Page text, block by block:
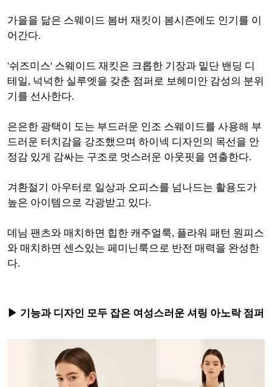
가을을 닮은 스웨이드 봄버 재킷이 봄시즌에도 인기를 이
어간다.
'쉬즈미스' 스웨이드 재킷은 크롭한 기장과 밑단 밴딩 디
테일, 넉넉한 실루엣을 갖춘 점퍼로 보헤미안 감성의 분위
기를 선사한다.
은은한 광택이 도는 부드러운 인조 스웨이드를 사용해 부
드러운 터치감을 강조했으며 하이넥 디자인의 목선을 안
정감 있게 감싸는 구조로 멋스러운 아웃핏을 연출한다.
겨환절기 아우터로 일상과 오피스를 넘나드는 활용도가
높은 아이템으로 각광받고 있다.
데님 팬츠와 매치하면 힙한 캐주얼룩, 플라워 패턴 원피스
와 매치하면 센스있는 페미닌룩으로 반전 매력을 완성한
다.
▶ 기능과 디자인 모두 잡은 여성스러운 셔링 아노락 점퍼